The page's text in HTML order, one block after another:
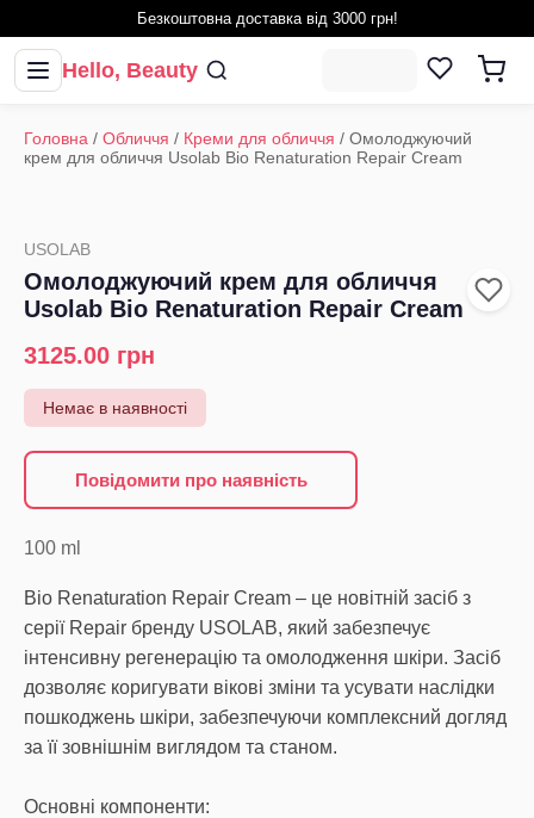
Безкоштовна доставка від 3000 грн!
Hello, Beauty
Головна / Обличчя / Креми для обличчя / Омолоджуючий
крем для обличчя Usolab Bio Renaturation Repair Cream
USOLAB
Омолоджуючий крем для обличчя
Usolab Bio Renaturation Repair Cream
3125.00 грн
Немає в наявності
Повідомити про наявність
100 ml
Bio Renaturation Repair Cream – це новітній засіб з
серії Repair бренду USOLAB, який забезпечує
інтенсивну регенерацію та омолодження шкіри. Засіб
дозволяє коригувати вікові зміни та усувати наслідки
пошкоджень шкіри, забезпечуючи комплексний догляд
за її зовнішнім виглядом та станом.
Основні компоненти: